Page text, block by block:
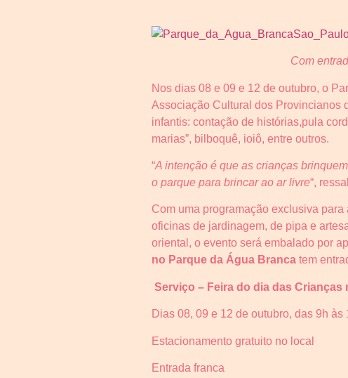
Com
Nos dias 08 e 09 e 12 de outubro, o
Associação Cultural dos Provincianos
infantis: contação de histórias,pula
marias”, bilboquê, ioiô, entre outros.
“A intenção é que as crianças
o parque para brincar ao ar livre“,
Com uma programação exclusiva
oficinas de jardinagem, de pipa e
oriental, o evento será embalado por
no Parque da Água Branca tem
Serviço – Feira do dia das Crianças
Dias 08, 09 e 12 de outubro, das 9h às
Estacionamento gratuito no local
Entrada franca